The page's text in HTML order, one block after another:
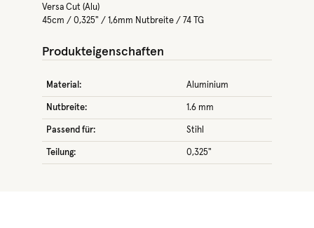
Versa Cut (Alu)
45cm / 0,325" / 1,6mm Nutbreite / 74 TG
Produkteigenschaften
Material: Aluminium
Nutbreite: 1.6 mm
Passend für: Stihl
Teilung: 0,325"